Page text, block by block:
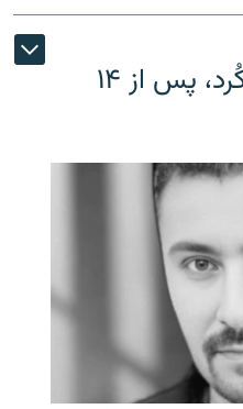
خسرو بشارت، زندانی کُرد، پس از ۱۴